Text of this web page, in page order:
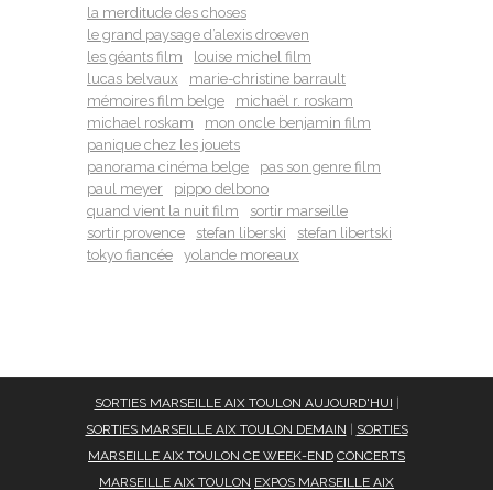
la merditude des choses
le grand paysage d’alexis droeven
les géants film
louise michel film
lucas belvaux
marie-christine barrault
mémoires film belge
michaël r. roskam
michael roskam
mon oncle benjamin film
panique chez les jouets
panorama cinéma belge
pas son genre film
paul meyer
pippo delbono
quand vient la nuit film
sortir marseille
sortir provence
stefan liberski
stefan libertski
tokyo fiancée
yolande moreaux
SORTIES MARSEILLE AIX TOULON AUJOURD'HUI
SORTIES MARSEILLE AIX TOULON DEMAIN
SORTIES
MARSEILLE AIX TOULON CE WEEK-END CONCERTS
MARSEILLE AIX TOULON EXPOS MARSEILLE AIX